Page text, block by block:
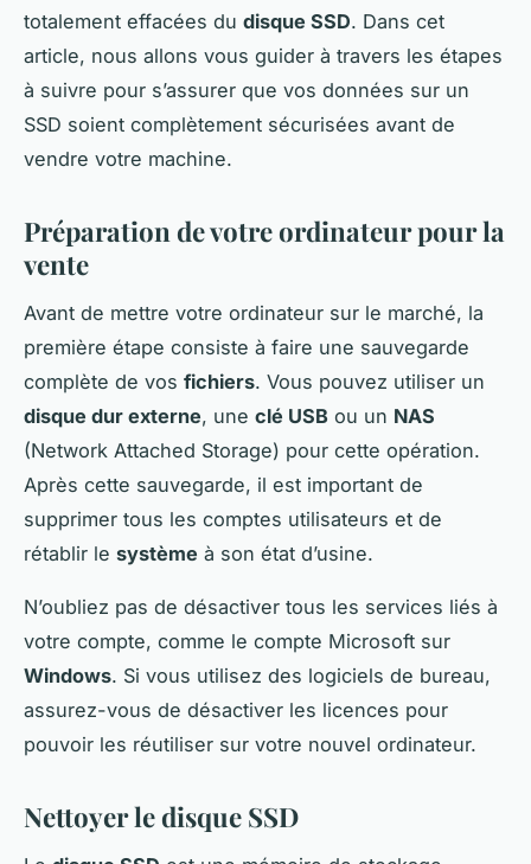
totalement effacées du disque SSD. Dans cet
article, nous allons vous guider à travers les étapes
à suivre pour s’assurer que vos données sur un
SSD soient complètement sécurisées avant de
vendre votre machine.
Préparation de votre ordinateur pour la
vente
Avant de mettre votre ordinateur sur le marché, la
première étape consiste à faire une sauvegarde
complète de vos fichiers. Vous pouvez utiliser un
disque dur externe, une clé USB ou un NAS
(Network Attached Storage) pour cette opération.
Après cette sauvegarde, il est important de
supprimer tous les comptes utilisateurs et de
rétablir le système à son état d’usine.
N’oubliez pas de désactiver tous les services liés à
votre compte, comme le compte Microsoft sur
Windows. Si vous utilisez des logiciels de bureau,
assurez-vous de désactiver les licences pour
pouvoir les réutiliser sur votre nouvel ordinateur.
Nettoyer le disque SSD